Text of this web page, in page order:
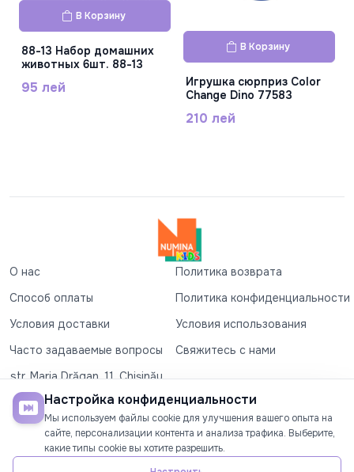
В Корзину
88-13 Набор домашних
животных 6шт. 88-13
95 лей
В Корзину
Игрушка сюрприз Color
Change Dino 77583
210 лей
О нас
Политика возврата
Способ оплаты
Политика конфиденциальности
Условия доставки
Условия использования
Часто задаваемые вопросы
Свяжитесь с нами
str. Maria Drăgan, 11, Chișinău
+37360327279
©2026Numina Kids. Все права защищены
СОЦИАЛЬНЫЕ СЕТИ
Настройка конфиденциальности
Мы используем файлы cookie для улучшения вашего опыта на
сайте, персонализации контента и анализа трафика. Выберите,
какие типы cookie вы хотите разрешить.